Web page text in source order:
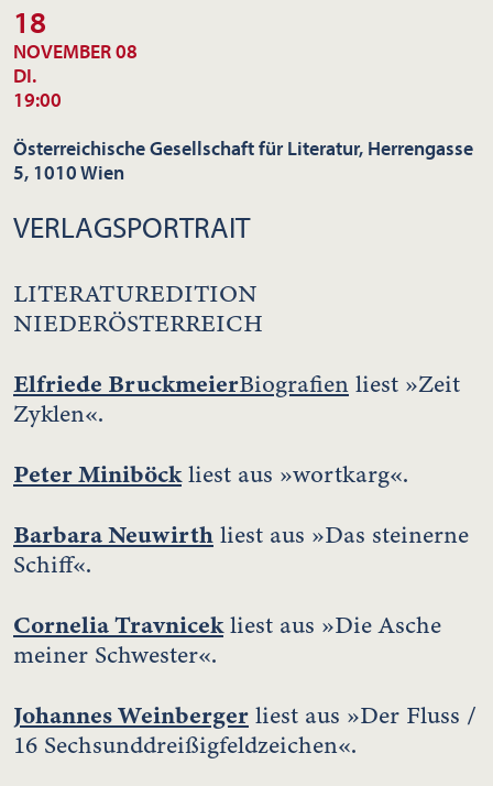
18
NOVEMBER 08
DI.
19:00
Österreichische Gesellschaft für Literatur, Herrengasse
5, 1010 Wien
VERLAGSPORTRAIT
LITERATUREDITION
NIEDERÖSTERREICH
Elfriede BruckmeierBiografien liest »Zeit
Zyklen«.
Peter Miniböckliest aus »wortkarg«.
Barbara Neuwirth liest aus »Das steinerne
Schiff«.
Cornelia Travnicekliest aus »Die Asche
meiner Schwester«.
Johannes Weinberger liest aus »Der Fluss /
16 Sechsunddreißigfeldzeichen«.